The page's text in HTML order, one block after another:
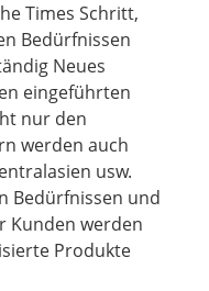
Times Schritt,
Bedürfnissen
Neues
eingeführten
nur den
werden auch
usw.
Bedürfnissen und
Kunden werden
Produkte